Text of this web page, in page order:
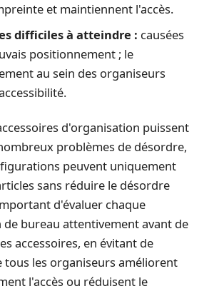
et maintiennent l'accès.
difficiles à atteindre : causées
positionnement ; le
au sein des organiseurs
d'organisation puissent
problèmes de désordre,
peuvent uniquement
sans réduire le désordre
d'évaluer chaque
bureau attentivement avant de
accessoires, en évitant de
tous les organiseurs améliorent
l'accès ou réduisent le